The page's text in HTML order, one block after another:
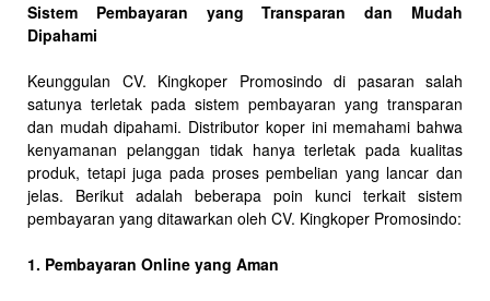
Sistem Pembayaran yang Transparan dan Mudah
Dipahami
Keunggulan CV. Kingkoper Promosindo di pasaran salah
satunya terletak pada sistem pembayaran yang transparan
dan mudah dipahami. Distributor koper ini memahami bahwa
kenyamanan pelanggan tidak hanya terletak pada kualitas
produk, tetapi juga pada proses pembelian yang lancar dan
jelas. Berikut adalah beberapa poin kunci terkait sistem
pembayaran yang ditawarkan oleh CV. Kingkoper Promosindo:
1. Pembayaran Online yang Aman